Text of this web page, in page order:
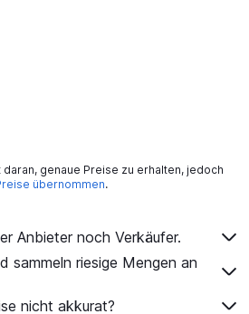
daran, genaue Preise zu erhalten, jedoch
übernommen.
Anbieter noch Verkäufer.
sammeln riesige Mengen an
nicht akkurat?